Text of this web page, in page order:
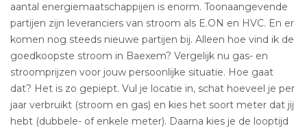
aantal energiemaatschappijen is enorm. Toonaangevende
partijen zijn leveranciers van stroom als E.ON en HVC. En er
komen nog steeds nieuwe partijen bij. Alleen hoe vind ik de
goedkoopste stroom in Baexem? Vergelijk nu gas- en
stroomprijzen voor jouw persoonlijke situatie. Hoe gaat
dat? Het is zo gepiept. Vul je locatie in, schat hoeveel je per
jaar verbruikt (stroom en gas) en kies het soort meter dat jij
hebt (dubbele- of enkele meter). Daarna kies je de looptijd